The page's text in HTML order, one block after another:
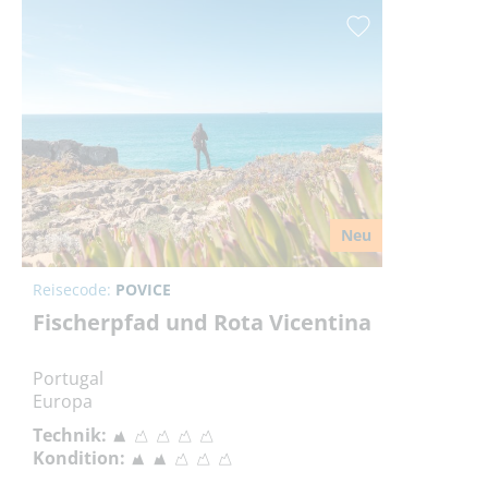
Neu
Reisecode: POVICE
Fischerpfad und Rota Vicentina
Portugal
Europa
Technik:
Kondition: